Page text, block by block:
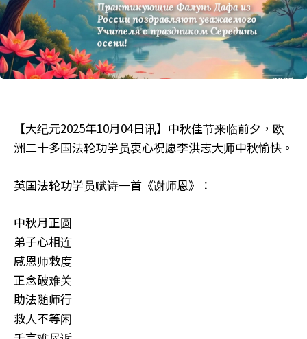
【大纪元2025年10月04日讯】中秋佳节来临前夕，欧
洲二十多国法轮功学员衷心祝愿李洪志大师中秋愉快。
英国法轮功学员赋诗一首《谢师恩》：
中秋月正圆
弟子心相连
感恩师救度
正念破难关
助法随师行
救人不等闲